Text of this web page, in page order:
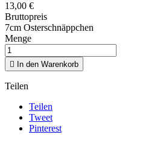
13,00 €
Bruttopreis
7cm Osterschnäppchen
Menge
 In den Warenkorb
Teilen
Teilen
Tweet
Pinterest